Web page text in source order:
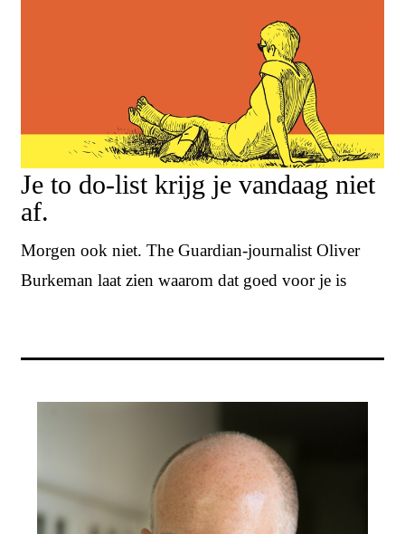
Je to do-list krijg je vandaag niet
af.
Morgen ook niet. The Guardian-journalist Oliver
Burkeman laat zien waarom dat goed voor je is